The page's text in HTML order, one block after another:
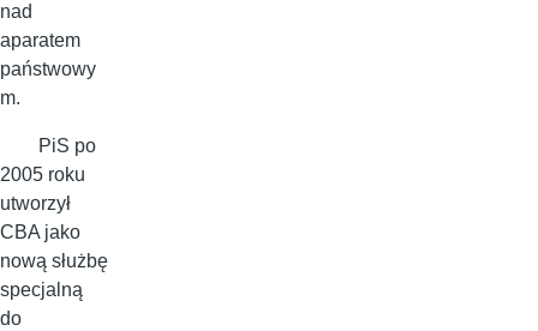
nad
aparatem
państwowy
m.
PiS po
2005 roku
utworzył
CBA jako
nową służbę
specjalną
do